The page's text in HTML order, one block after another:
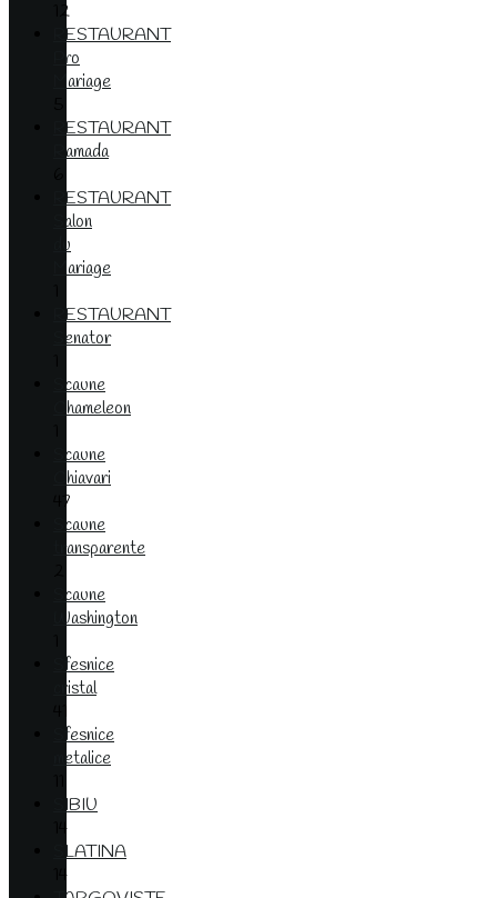
12
RESTAURANT
Pro
Mariage
RESTAURANT
Ramada
RESTAURANT
Salon
du
Mariage
RESTAURANT
Senator
Scaune
Chameleon
Scaune
Chiavari
47
Scaune
transparente
Scaune
Washington
Sfesnice
cristal
Sfesnice
metalice
SIBIU
14
SLATINA
14